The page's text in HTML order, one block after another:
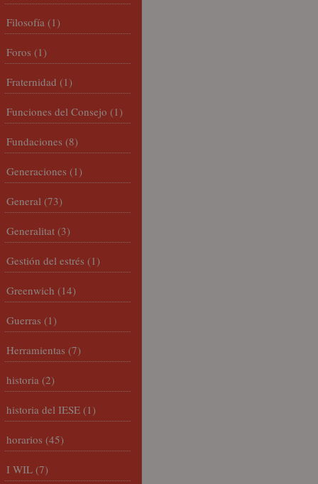
Filosofía (1)
Foros (1)
Fraternidad (1)
Funciones del Consejo (1)
Fundaciones (8)
Generaciones (1)
General (73)
Generalitat (3)
Gestión del estrés (1)
Greenwich (14)
Guerras (1)
Herramientas (7)
historia (2)
historia del IESE (1)
horarios (45)
I WIL (7)